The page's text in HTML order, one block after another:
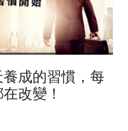
成的習慣，每
改變！